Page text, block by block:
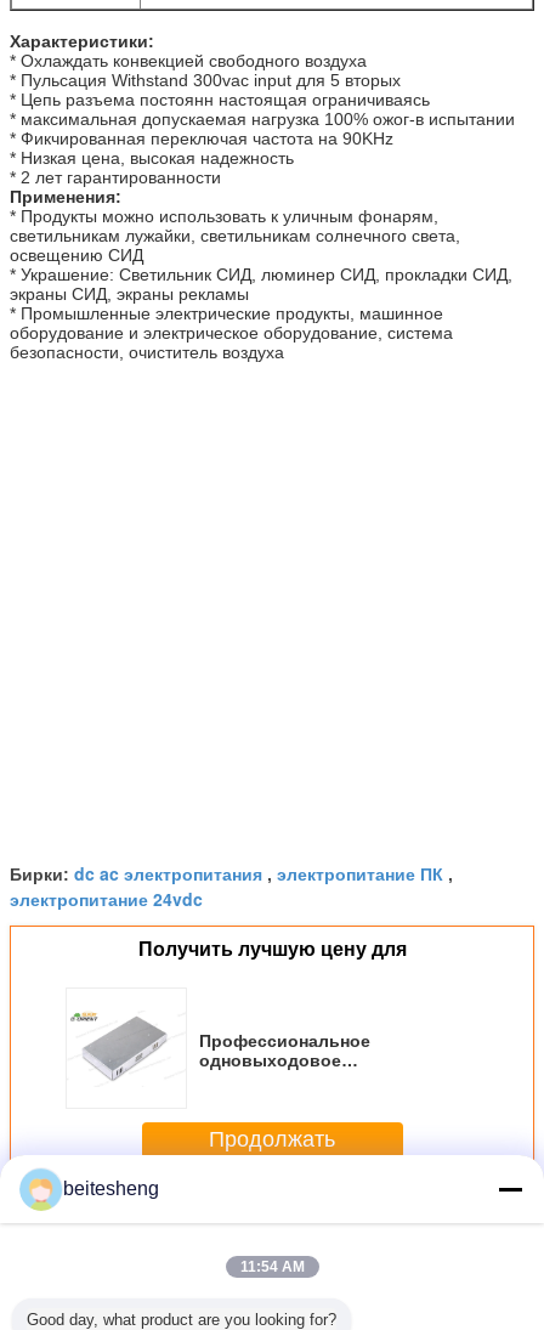
Характеристики:
* Охлаждать конвекцией свободного воздуха
* Пульсация Withstand 300vac input для 5 вторых
* Цепь разъема постоянн настоящая ограничиваясь
* максимальная допускаемая нагрузка 100% ожог-в испытании
* Фикчированная переключая частота на 90KHz
* Низкая цена, высокая надежность
* 2 лет гарантированности
Применения:
* Продукты можно использовать к уличным фонарям,
светильникам лужайки, светильникам солнечного света,
освещению СИД
* Украшение: Светильник СИД, люминер СИД, прокладки СИД,
экраны СИД, экраны рекламы
* Промышленные электрические продукты, машинное
оборудование и электрическое оборудование, система
безопасности, очиститель воздуха
Бирки: dc ac электропитания , электропитание ПК ,
электропитание 24vdc
Получить лучшую цену для
Профессиональное
одновыходовое
Продолжать
Больше AC DC импульсный источник питания
beitesheng
11:54 AM
Good day, what product are you looking for?